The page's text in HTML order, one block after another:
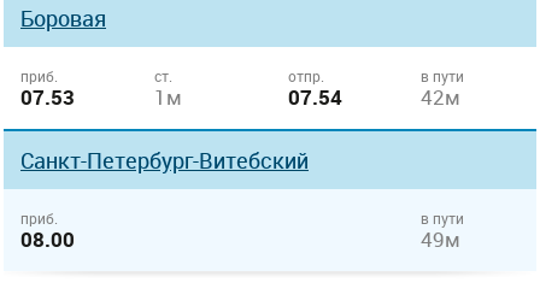
Боровая
приб.
07.53
ст.
1м
отпр.
07.54
в пути
42м
Санкт-Петербург-Витебский
приб.
08.00
в пути
49м